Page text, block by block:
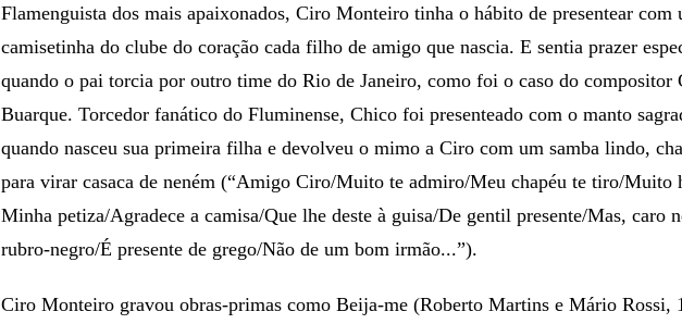
Flamenguista dos mais apaixonados, Ciro Monteiro tinha o hábito de presentear com
camisetinha do clube do coração cada filho de amigo que nascia. E sentia prazer
quando o pai torcia por outro time do Rio de Janeiro, como foi o caso do compositor
Buarque. Torcedor fanático do Fluminense, Chico foi presenteado com o manto
quando nasceu sua primeira filha e devolveu o mimo a Ciro com um samba lindo,
para virar casaca de neném (“Amigo Ciro/Muito te admiro/Meu chapéu te tiro/Muito
Minha petiza/Agradece a camisa/Que lhe deste à guisa/De gentil presente/Mas, caro
rubro-negro/É presente de grego/Não de um bom irmão...”).
Ciro Monteiro gravou obras-primas como Beija-me (Roberto Martins e Mário Rossi,